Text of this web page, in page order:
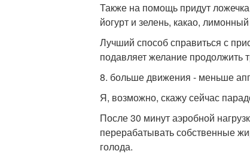
Также на помощь придут
йогурт и зелень, какао,
Лучший способ справиться с
подавляет желание продолжить
8. больше движения - меньше
Я, возможно, скажу сейчас
После 30 минут аэробной
перерабатывать собственные
голода.